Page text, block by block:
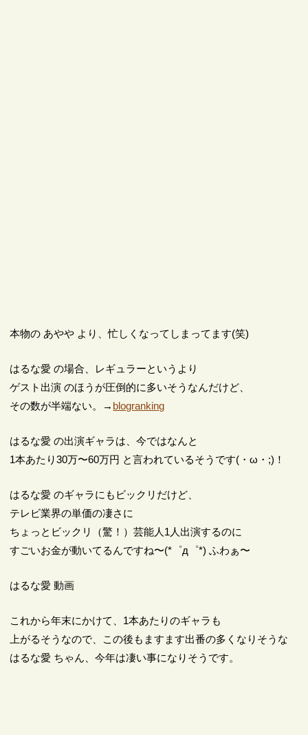
本物の あやや より、忙しくなってしまってます(笑)
はるな愛 の場合、レギュラーというより
ゲスト出演 のほうが圧倒的に多いそうなんだけど、
その数が半端ない。→ blogranking
はるな愛 の出演ギャラは、今ではなんと
1本あたり30万〜60万円 と言われているそうです(・ω・;)！
はるな愛 のギャラにもビックリだけど、
テレビ業界の単価の凄さに
ちょっとビックリ（驚！）芸能人1人出演するのに
すごいお金が動いてるんですね〜(*゜д゜*) ふわぁ〜
はるな愛 動画
これから年末にかけて、1本あたりのギャラも
上がるそうなので、この後もますます出番の多くなりそうな
はるな愛 ちゃん、今年は凄い事になりそうです。